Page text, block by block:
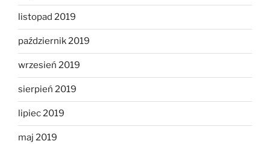
listopad 2019
październik 2019
wrzesień 2019
sierpień 2019
lipiec 2019
maj 2019